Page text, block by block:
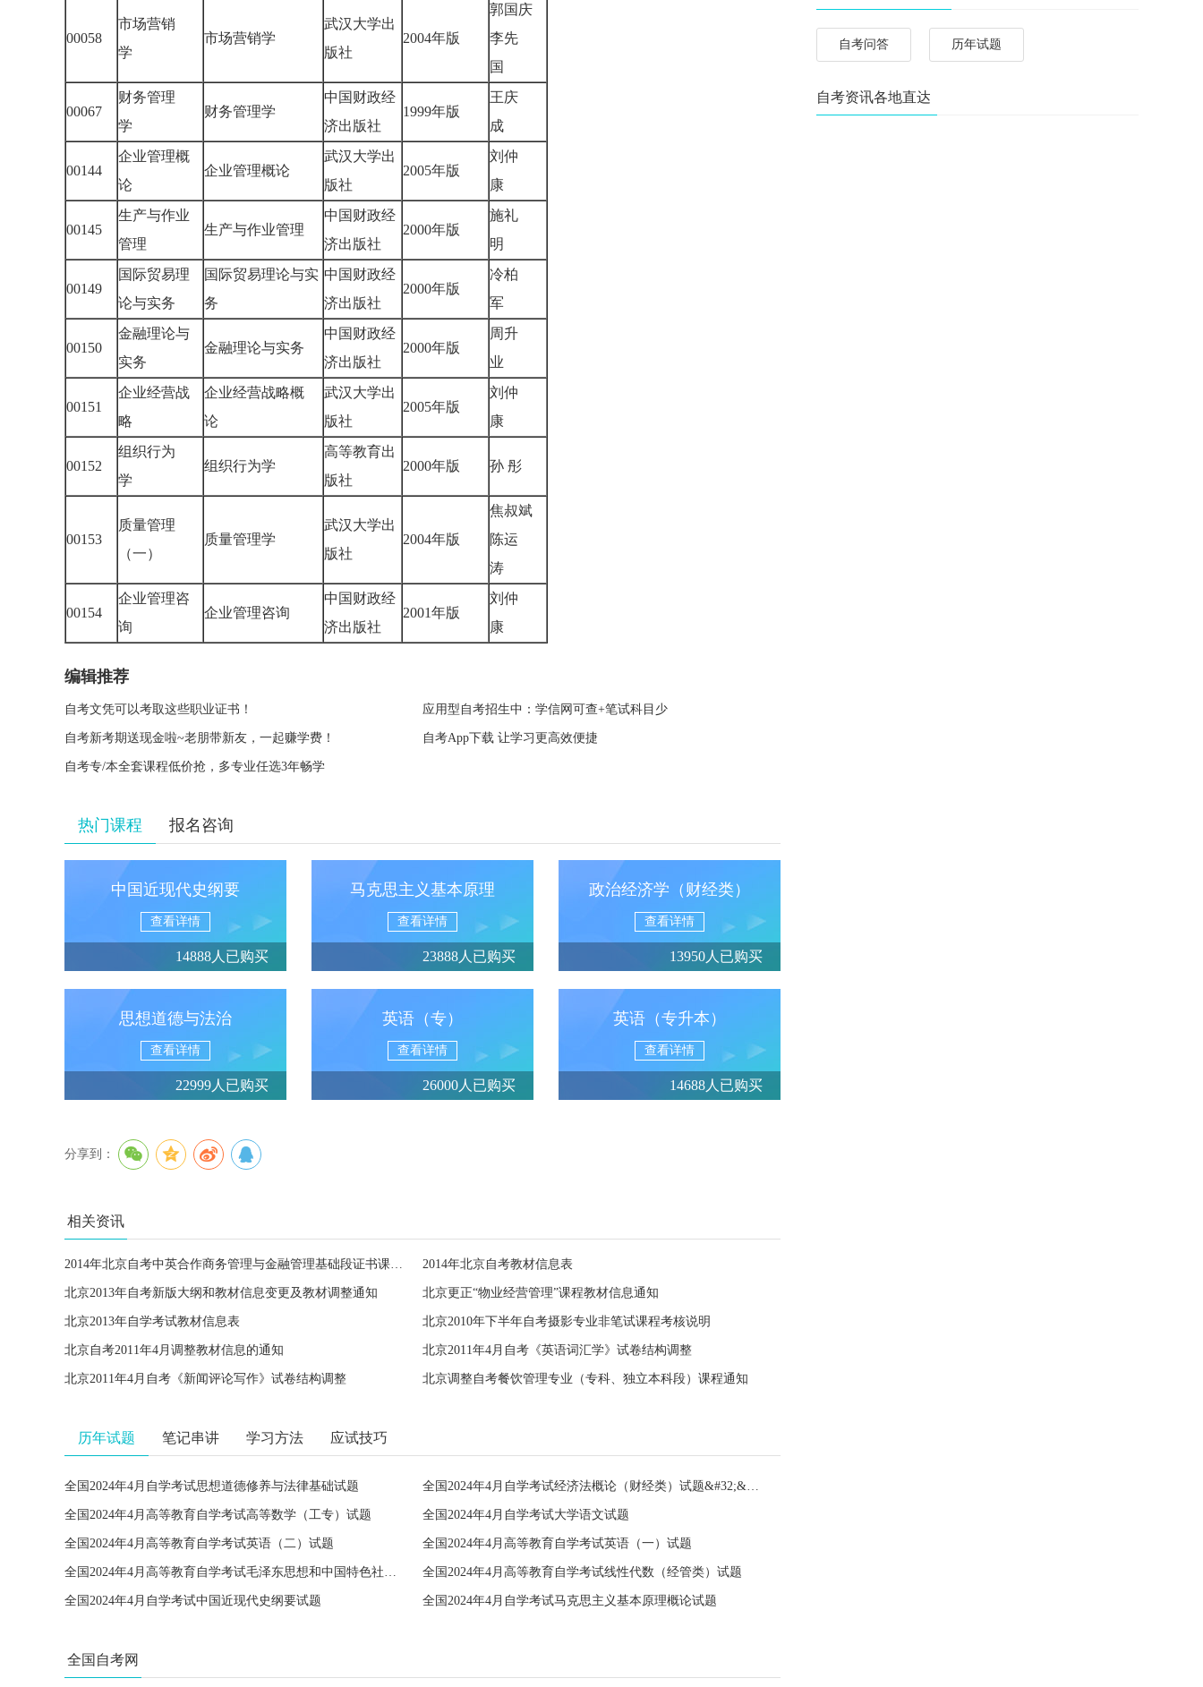
00058
市场营销
学
市场营销学
武汉大学出
版社
2004年版
郭国庆
李先
国
00067
财务管理
学
财务管理学
中国财政经
济出版社
1999年版
王庆
成
00144
企业管理概
论
企业管理概论
武汉大学出
版社
2005年版
刘仲
康
00145
生产与作业
管理
生产与作业管理
中国财政经
济出版社
2000年版
施礼
明
00149
国际贸易理
论与实务
国际贸易理论与实
务
中国财政经
济出版社
2000年版
冷柏
军
00150
金融理论与
实务
金融理论与实务
中国财政经
济出版社
2000年版
周升
业
00151
企业经营战
略
企业经营战略概
论
武汉大学出
版社
2005年版
刘仲
康
00152
组织行为
学
组织行为学
高等教育出
版社
2000年版 孙 彤
00153
质量管理
（一）
质量管理学
武汉大学出
版社
2004年版
焦叔斌
陈运
涛
00154
企业管理咨
询
企业管理咨询
中国财政经
济出版社
2001年版
刘仲
康
编辑推荐
自考文凭可以考取这些职业证书！ 应用型自考招生中：学信网可查+笔试科目少
自考新考期送现金啦~老朋带新友，一起赚学费！ 自考App下载 让学习更高效便捷
自考专/本全套课程低价抢，多专业任选3年畅学
热门课程 报名咨询
中国近现代史纲要
查看详情
14888人已购买
马克思主义基本原理
查看详情
23888人已购买
政治经济学（财经类）
查看详情
13950人已购买
思想道德与法治
查看详情
22999人已购买
英语（专）
查看详情
26000人已购买
英语（专升本）
查看详情
14688人已购买
分享到：
相关资讯
2014年北京自考中英合作商务管理与金融管理基础段证书课程教材信息表 2014年北京自考教材信息表
北京2013年自考新版大纲和教材信息变更及教材调整通知 北京更正“物业经营管理”课程教材信息通知
北京2013年自学考试教材信息表 北京2010年下半年自考摄影专业非笔试课程考核说明
北京自考2011年4月调整教材信息的通知 北京2011年4月自考《英语词汇学》试卷结构调整
北京2011年4月自考《新闻评论写作》试卷结构调整 北京调整自考餐饮管理专业（专科、独立本科段）课程通知
历年试题 笔记串讲 学习方法 应试技巧
全国2024年4月自学考试思想道德修养与法律基础试题 全国2024年4月自学考试经济法概论（财经类）试题&#32;&#32;
全国2024年4月高等教育自学考试高等数学（工专）试题 全国2024年4月自学考试大学语文试题
全国2024年4月高等教育自学考试英语（二）试题 全国2024年4月高等教育自学考试英语（一）试题
全国2024年4月高等教育自学考试毛泽东思想和中国特色社会主义理论体系概论试题 全国2024年4月高等教育自学考试线性代数（经管类）试题
全国2024年4月自学考试中国近现代史纲要试题 全国2024年4月自学考试马克思主义基本原理概论试题
全国自考网
自考问答 历年试题
自考资讯各地直达